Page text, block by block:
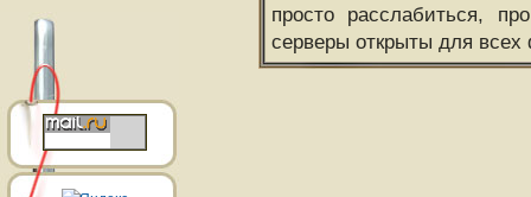
просто расслабиться,
серверы открыты для всех